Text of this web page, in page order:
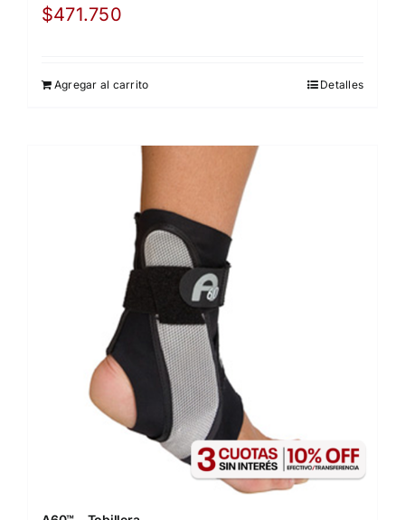
$471.750
Agregar al carrito Detalles